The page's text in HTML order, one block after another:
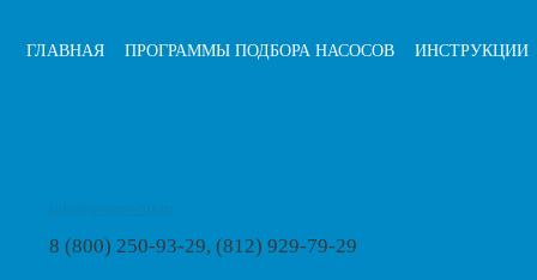
ГЛАВНАЯ ПРОГРАММЫ ПОДБОРА НАСОСОВ ИНСТРУКЦИИ
8 (800) 250-93-29, (812) 929-79-29